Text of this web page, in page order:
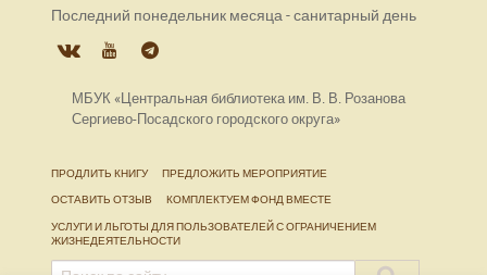
Последний понедельник месяца - санитарный день
МБУК «Центральная библиотека им. В. В. Розанова
Сергиево-Посадского городского округа»
ПРОДЛИТЬ КНИГУ
ПРЕДЛОЖИТЬ МЕРОПРИЯТИЕ
ОСТАВИТЬ ОТЗЫВ
КОМПЛЕКТУЕМ ФОНД ВМЕСТЕ
УСЛУГИ И ЛЬГОТЫ ДЛЯ ПОЛЬЗОВАТЕЛЕЙ С ОГРАНИЧЕНИЕМ
ЖИЗНЕДЕЯТЕЛЬНОСТИ